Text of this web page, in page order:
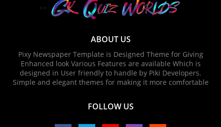
ABOUT US
Pixy Newspaper Template is Designed Theme for Giving
Enhanced look Various Features are available Which is
designed in User friendly to handle by Piki Developers.
Simple and elegant themes for making it more comfortable
FOLLOW US